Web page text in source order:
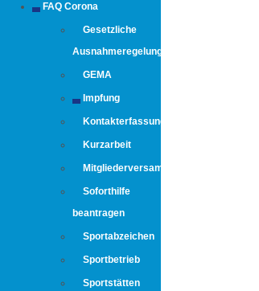
FAQ Corona
Gesetzliche
Ausnahmeregelungen
GEMA
Impfung
Kontakterfassung
Kurzarbeit
Mitgliederversammlung
Soforthilfe
beantragen
Sportabzeichen
Sportbetrieb
Sportstätten